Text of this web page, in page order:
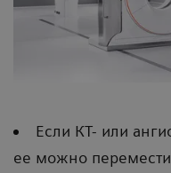
Если КТ- или
ее можно